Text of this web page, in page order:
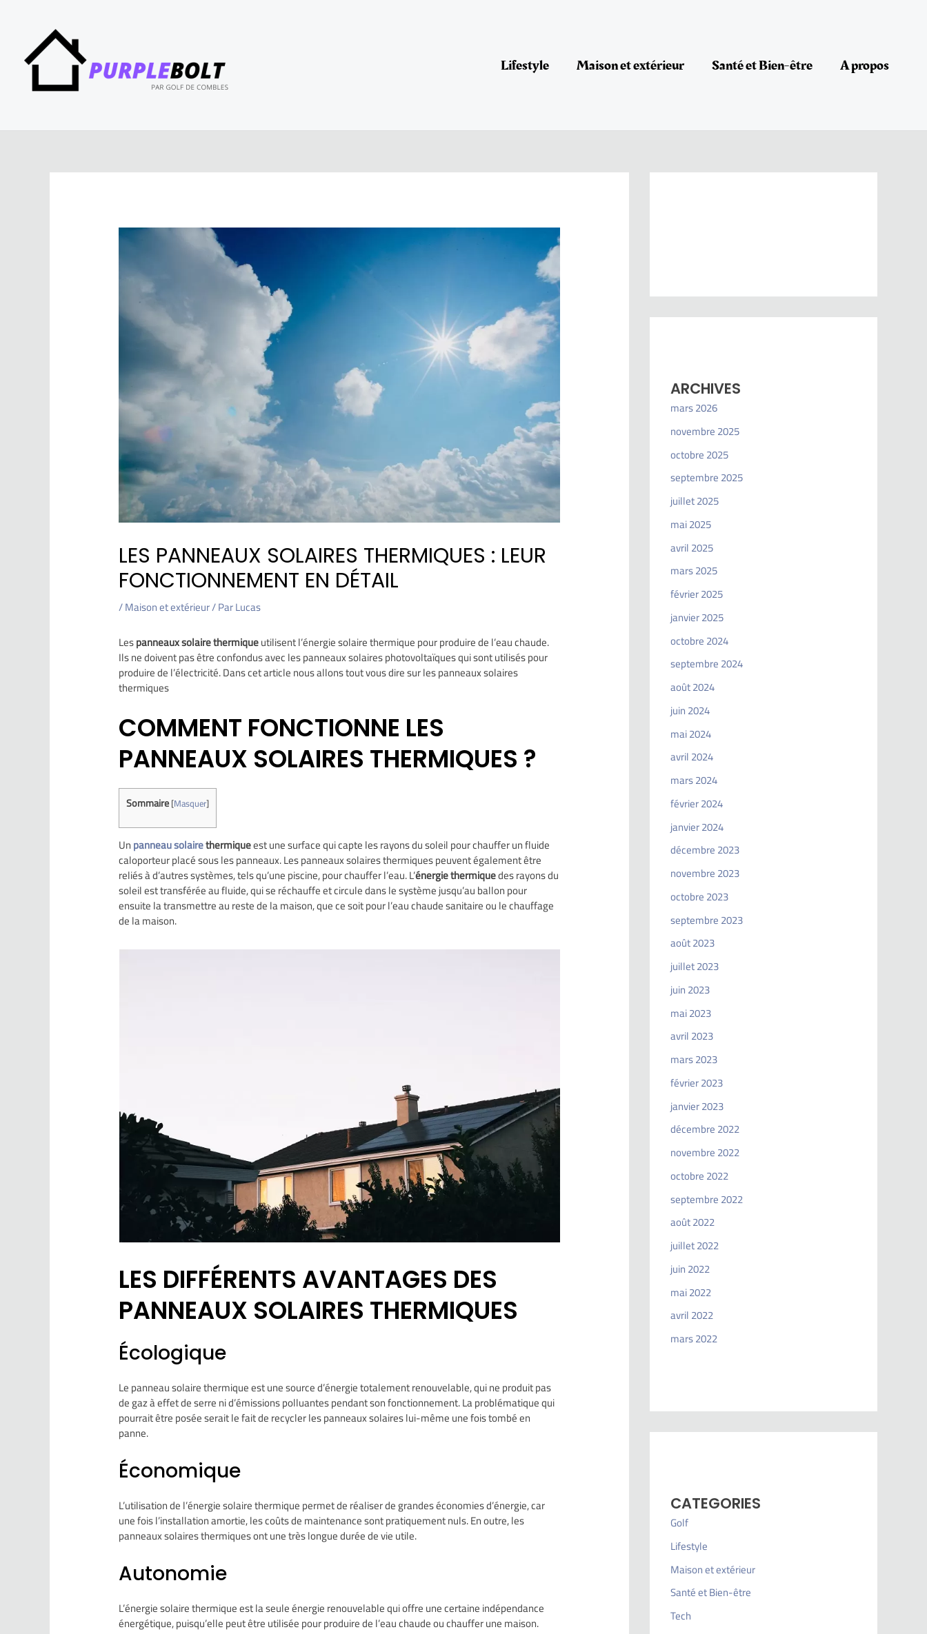
Lifestyle Maison et extérieur Santé et Bien-être A propos
LES PANNEAUX SOLAIRES THERMIQUES : LEUR
FONCTIONNEMENT EN DÉTAIL
/Maison et extérieur/ ParLucas
Lespanneaux solaire thermiqueutilisent l’énergie solaire thermique pour produire de l’eau chaude.
Ils ne doivent pas être confondus avec les panneaux solaires photovoltaïques qui sont utilisés pour
produire de l’électricité. Dans cet article nous allons tout vous dire sur les panneaux solaires
thermiques
COMMENT FONCTIONNE LES
PANNEAUX SOLAIRES THERMIQUES ?
Sommaire[Masquer]
Unpanneau solairethermiqueest une surface qui capte les rayons du soleil pour chauffer un fluide
caloporteur placé sous les panneaux. Les panneaux solaires thermiques peuvent également être
reliés à d’autres systèmes, tels qu’une piscine, pour chauffer l’eau. L’énergie thermiquedes rayons du
soleil est transférée au fluide, qui se réchauffe et circule dans le système jusqu’au ballon pour
ensuite la transmettre au reste de la maison, que ce soit pour l’eau chaude sanitaire ou le chauffage
de la maison.
LES DIFFÉRENTS AVANTAGES DES
PANNEAUX SOLAIRES THERMIQUES
Écologique
Le panneau solaire thermique est une source d’énergie totalement renouvelable, qui ne produit pas
de gaz à effet de serre ni d’émissions polluantes pendant son fonctionnement. La problématique qui
pourrait être posée serait le fait de recycler les panneaux solaires lui-même une fois tombé en
panne.
Économique
L’utilisation de l’énergie solaire thermique permet de réaliser de grandes économies d’énergie, car
une fois l’installation amortie, les coûts de maintenance sont pratiquement nuls. En outre, les
panneaux solaires thermiques ont une très longue durée de vie utile.
Autonomie
L’énergie solaire thermique est la seule énergie renouvelable qui offre une certaine indépendance
énergétique, puisqu’elle peut être utilisée pour produire de l’eau chaude ou chauffer une maison.
ARCHIVES
mars 2026
novembre 2025
octobre 2025
septembre 2025
juillet 2025
mai 2025
avril 2025
mars 2025
février 2025
janvier 2025
octobre 2024
septembre 2024
août 2024
juin 2024
mai 2024
avril 2024
mars 2024
février 2024
janvier 2024
décembre 2023
novembre 2023
octobre 2023
septembre 2023
août 2023
juillet 2023
juin 2023
mai 2023
avril 2023
mars 2023
février 2023
janvier 2023
décembre 2022
novembre 2022
octobre 2022
septembre 2022
août 2022
juillet 2022
juin 2022
mai 2022
avril 2022
mars 2022
CATEGORIES
Golf
Lifestyle
Maison et extérieur
Santé et Bien-être
Tech